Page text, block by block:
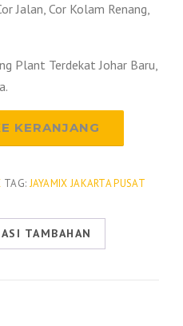
Jalan, Cor Kolam Renang,
Plant Terdekat Johar Baru,
KERANJANG
TAG: JAYAMIX JAKARTA PUSAT
TAMBAHAN